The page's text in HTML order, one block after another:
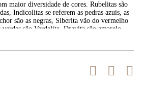
maior diversidade de cores. Rubelitas são
Indicolitas se referem as pedras azuis, as
são as negras, Siberita vão do vermelho
são Verdelita, Dravita são amarelo-